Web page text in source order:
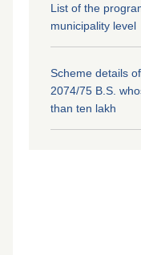
List of the
municipality level
Scheme details
2074/75 B.S.
than ten lakh